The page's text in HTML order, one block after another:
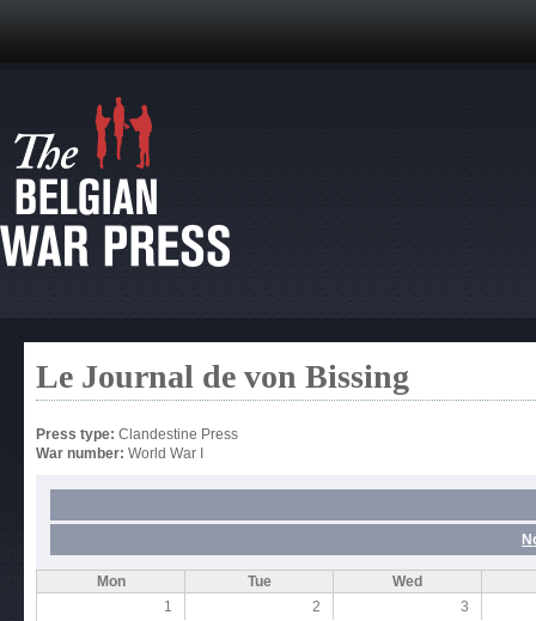
Le Journal de von Bissing
Press type: Clandestine Press
War number: World War I
Mon Tue
Wed
1
2 3